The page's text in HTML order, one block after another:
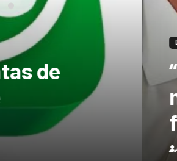
DESTAQUES
“tenho certeza
mandato, Lula
ficar no